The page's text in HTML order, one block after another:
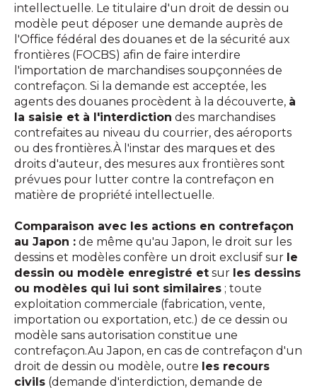
intellectuelle. Le titulaire d'un droit de dessin ou
modèle peut déposer une demande auprès de
l'Office fédéral des douanes et de la sécurité aux
frontières (FOCBS) afin de faire interdire
l'importation de marchandises soupçonnées de
contrefaçon. Si la demande est acceptée, les
agents des douanes procèdent à la découverte, à
la saisie et à l'interdiction des marchandises
contrefaites au niveau du courrier, des aéroports
ou des frontières.À l'instar des marques et des
droits d'auteur, des mesures aux frontières sont
prévues pour lutter contre la contrefaçon en
matière de propriété intellectuelle.
Comparaison avec les actions en contrefaçon
au Japon : de même qu'au Japon, le droit sur les
dessins et modèles confère un droit exclusif sur le
dessin ou modèle enregistré et sur les dessins
ou modèles qui lui sont similaires ; toute
exploitation commerciale (fabrication, vente,
importation ou exportation, etc.) de ce dessin ou
modèle sans autorisation constitue une
contrefaçon.Au Japon, en cas de contrefaçon d'un
droit de dessin ou modèle, outre les recours
civils (demande d'interdiction, demande de